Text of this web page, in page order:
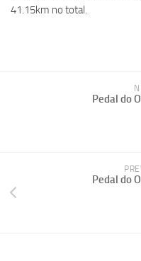
41.15km no total.
Pedal do
Pedal do